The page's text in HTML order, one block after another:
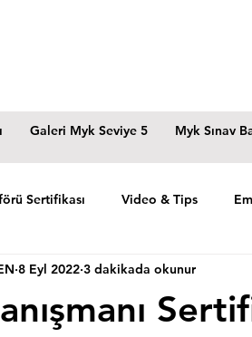
Galeri Myk Seviye 5 Myk Sınav
Sertifikası Video & Tips
8 Eyl 2022 3 dakikada okunur